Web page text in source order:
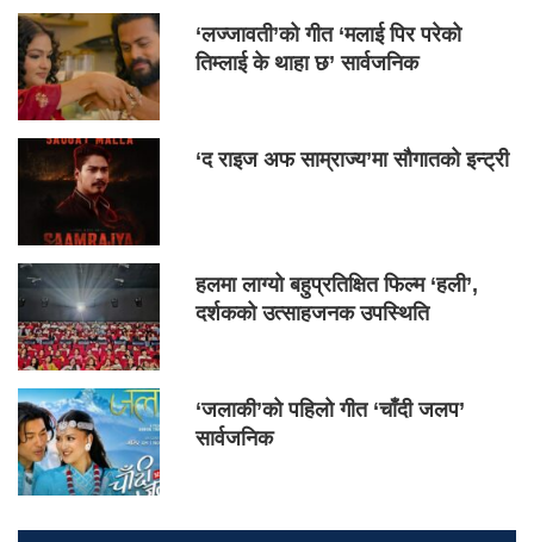
‘लज्जावती’को गीत ‘मलाई पिर परेको
तिम्लाई के थाहा छ’ सार्वजनिक
‘द राइज अफ साम्राज्य’मा सौगातको इन्ट्री
हलमा लाग्यो बहुप्रतिक्षित फिल्म ‘हली’,
दर्शकको उत्साहजनक उपस्थिति
‘जलाकी’को पहिलो गीत ‘चाँदी जलप’
सार्वजनिक